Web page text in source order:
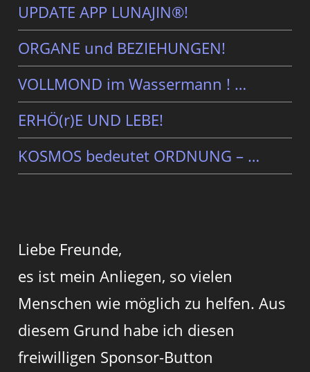
UPDATE APP LUNAJIN®!
ORGANE und BEZIEHUNGEN!
VOLLMOND im Wassermann ! …
ERHÖ(r)E UND LEBE!
KOSMOS bedeutet ORDNUNG – …
Liebe Freunde,
es ist mein Anliegen, so vielen
Menschen wie möglich zu helfen. Aus
diesem Grund habe ich diesen
freiwilligen Sponsor-Button